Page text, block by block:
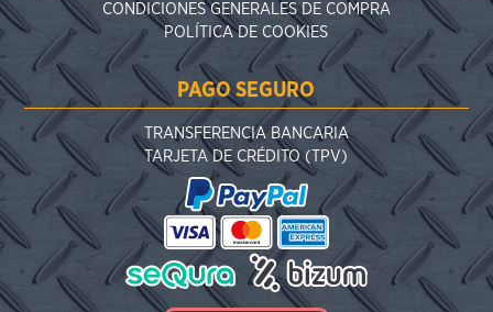
CONDICIONES GENERALES DE COMPRA
POLÍTICA DE COOKIES
PAGO SEGURO
TRANSFERENCIA BANCARIA
TARJETA DE CRÉDITO (TPV)